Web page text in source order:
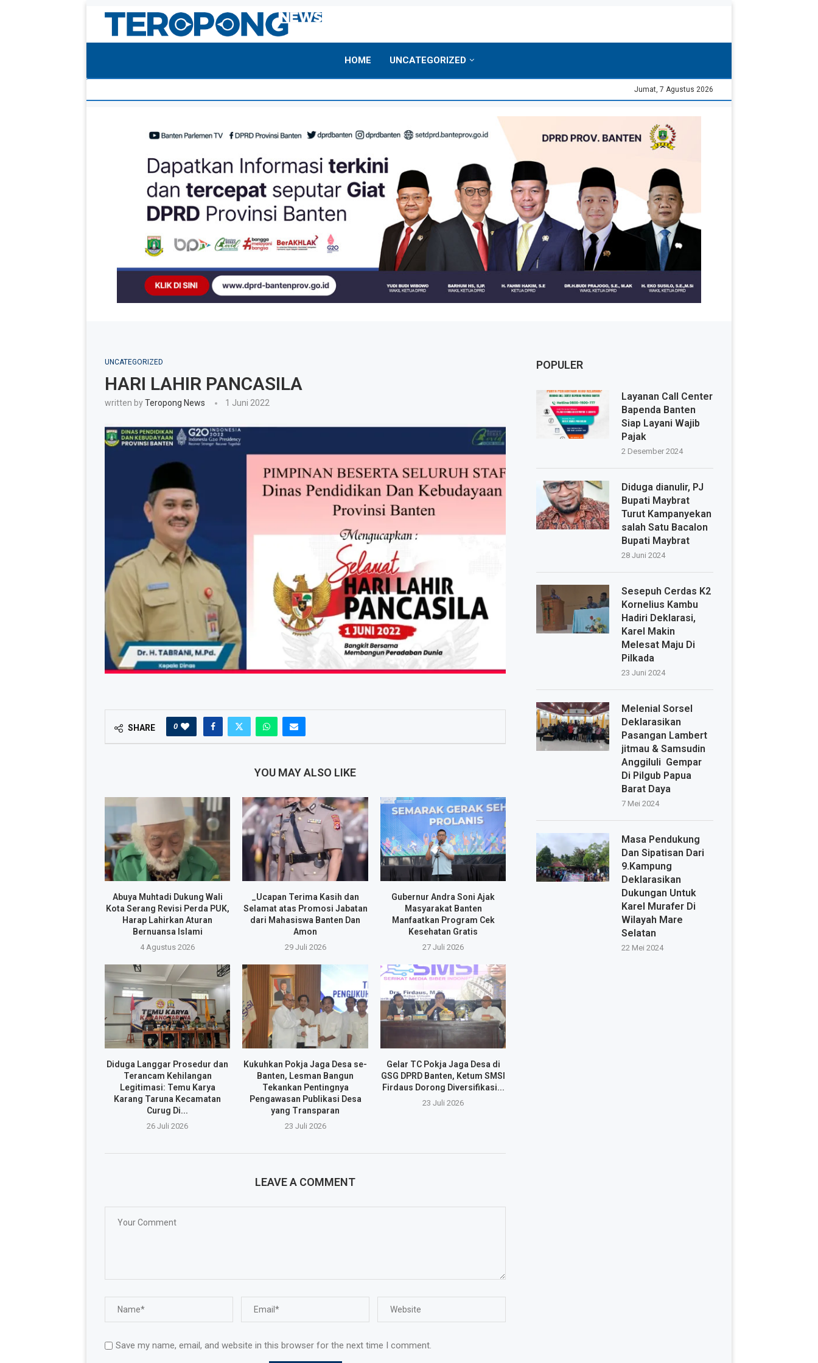
HOME UNCATEGORIZED
Jumat, 7 Agustus 2026
UNCATEGORIZED
HARI LAHIR PANCASILA
written byTeropong News 1 Juni 2022
SHARE 0
YOU MAY ALSO LIKE
Abuya Muhtadi Dukung Wali
Kota Serang Revisi Perda PUK,
Harap Lahirkan Aturan
Bernuansa Islami
4 Agustus 2026
_Ucapan Terima Kasih dan
Selamat atas Promosi Jabatan
dari Mahasiswa Banten Dan
Amon
29 Juli 2026
Gubernur Andra Soni Ajak
Masyarakat Banten
Manfaatkan Program Cek
Kesehatan Gratis
27 Juli 2026
Diduga Langgar Prosedur dan
Terancam Kehilangan
Legitimasi: Temu Karya
Karang Taruna Kecamatan
Curug Di...
26 Juli 2026
Kukuhkan Pokja Jaga Desa se-
Banten, Lesman Bangun
Tekankan Pentingnya
Pengawasan Publikasi Desa
yang Transparan
23 Juli 2026
Gelar TC Pokja Jaga Desa di
GSG DPRD Banten, Ketum SMSI
Firdaus Dorong Diversifikasi...
23 Juli 2026
LEAVE A COMMENT
Save my name, email, and website in this browser for the next time I comment.
POPULER
Layanan Call Center
Bapenda Banten
Siap Layani Wajib
Pajak
2 Desember 2024
Diduga dianulir, PJ
Bupati Maybrat
Turut Kampanyekan
salah Satu Bacalon
Bupati Maybrat
28 Juni 2024
Sesepuh Cerdas K2
Kornelius Kambu
Hadiri Deklarasi,
Karel Makin
Melesat Maju Di
Pilkada
23 Juni 2024
Melenial Sorsel
Deklarasikan
Pasangan Lambert
jitmau & Samsudin
Anggiluli Gempar
Di Pilgub Papua
Barat Daya
7 Mei 2024
Masa Pendukung
Dan Sipatisan Dari
9.Kampung
Deklarasikan
Dukungan Untuk
Karel Murafer Di
Wilayah Mare
Selatan
22 Mei 2024